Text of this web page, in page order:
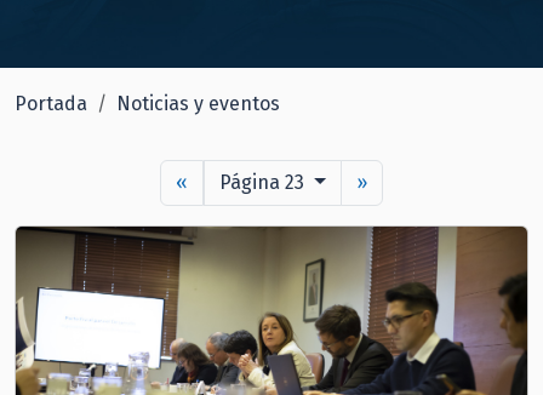
Portada Noticias y eventos
« Página 23 »